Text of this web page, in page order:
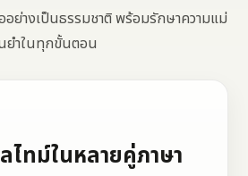
ย่างเป็นธรรมชาติ พร้อมรักษาความแม่
ยำในทุกขั้นตอน
ไทม์ในหลายคู่ภาษา